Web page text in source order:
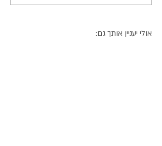
ומושחתת
אולי יעניין אותך גם: